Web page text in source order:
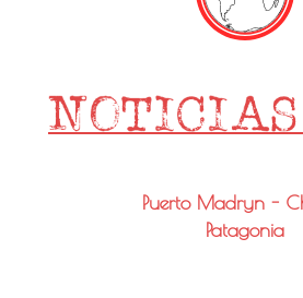
Puerto Madryn -
Patagonia